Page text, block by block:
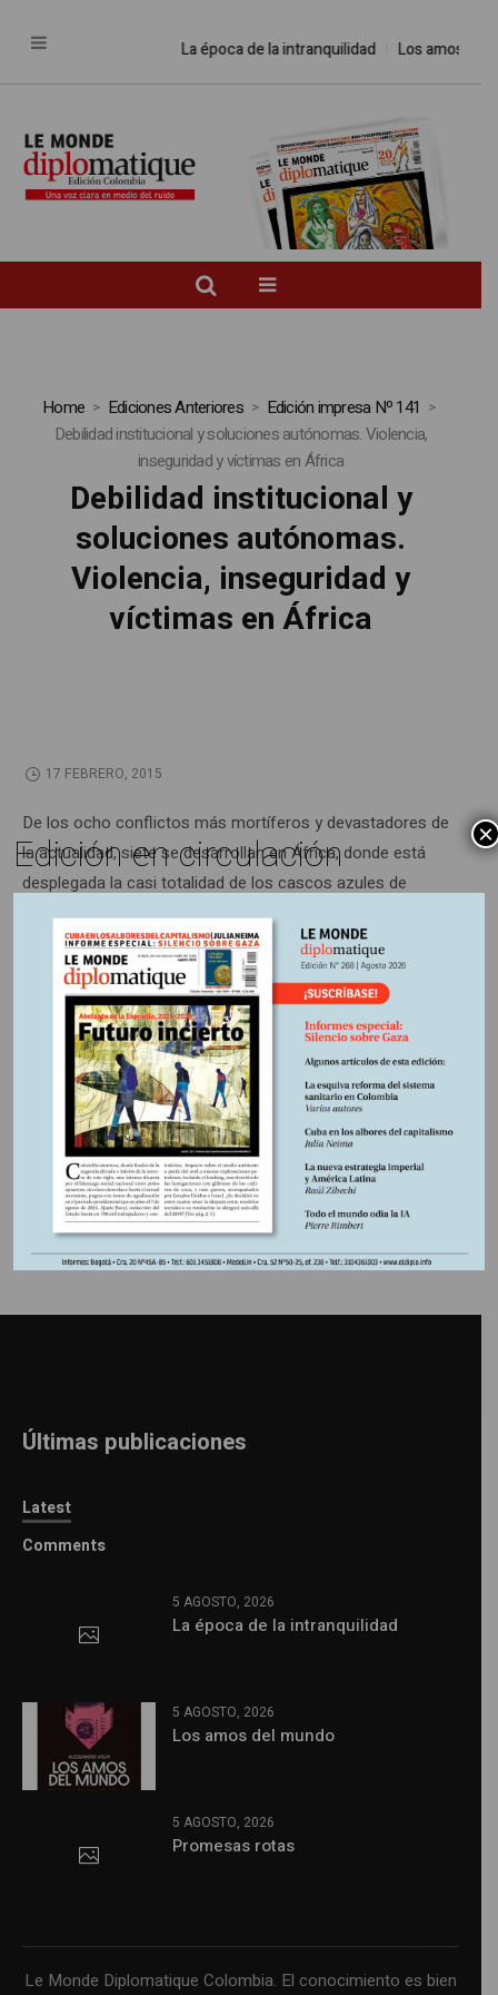
La época de la intranquilidad Los amos del
Home Ediciones Anteriores
Edición impresa Nº 141
Debilidad institucional y soluciones autónomas. Violencia,
inseguridad y víctimas en África
Debilidad institucional y
soluciones autónomas.
Violencia, inseguridad y
víctimas en África
17 FEBRERO, 2015
De los ocho conflictos más mortíferos y devastadores de
la actualidad, siete se desarrollan en África, donde está
desplegada la casi totalidad de los cascos azules de
Naciones Unidas. Durante mucho tiempo, la Unión Africana
pareció impotente para hacerse cargo de la seguridad de
las poblaciones, abandonadas a las iniciativas franco-
estadounidenses. Pero este año podría crearse una
primera fuerza de emergencia continental…
Información adicional
Últimas publicaciones
Latest
Comments
5 AGOSTO, 2026
La época de la intranquilidad
5 AGOSTO, 2026
Los amos del mundo
5 AGOSTO, 2026
Promesas rotas
Le Monde Diplomatique Colombia. El conocimiento es bien
Edición en circulación ×